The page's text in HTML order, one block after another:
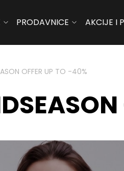
PRODAVNICE AKCIJE I
OFFER UP TO -40%